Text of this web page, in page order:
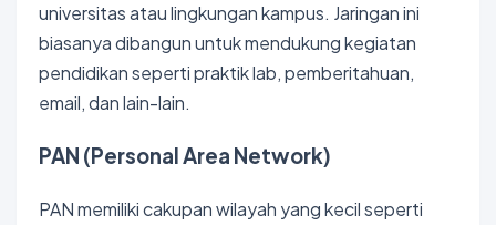
universitas atau lingkungan kampus. Jaringan ini
biasanya dibangun untuk mendukung kegiatan
pendidikan seperti praktik lab, pemberitahuan,
email, dan lain-lain.
PAN (Personal Area Network)
PAN memiliki cakupan wilayah yang kecil seperti